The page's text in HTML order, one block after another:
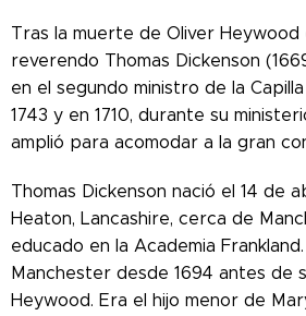
Tras la muerte de Oliver Heywood
reverendo Thomas Dickenson
en el segundo ministro de la
1743 y en 1710, durante su
amplió para acomodar a la gran
Thomas Dickenson nació el 14 de
Heaton, Lancashire, cerca de
educado en la Academia
Manchester desde 1694 antes de
Heywood. Era el hijo menor de